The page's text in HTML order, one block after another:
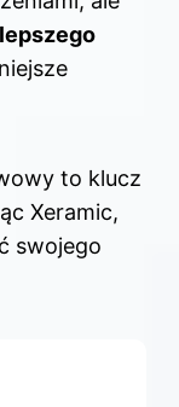
to klucz
Xeramic,
swojego